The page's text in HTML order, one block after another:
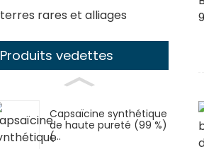
terres rares et alliages
Produits vedettes
Capsaïcine synthétique
de haute pureté (99 %)
(...